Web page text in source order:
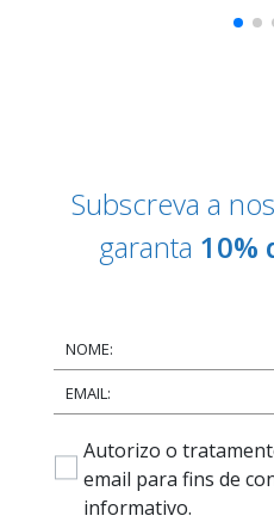
Subscreva a
garanta 10%
NOME:
EMAIL:
Autorizo o
email para fins de
informativo.